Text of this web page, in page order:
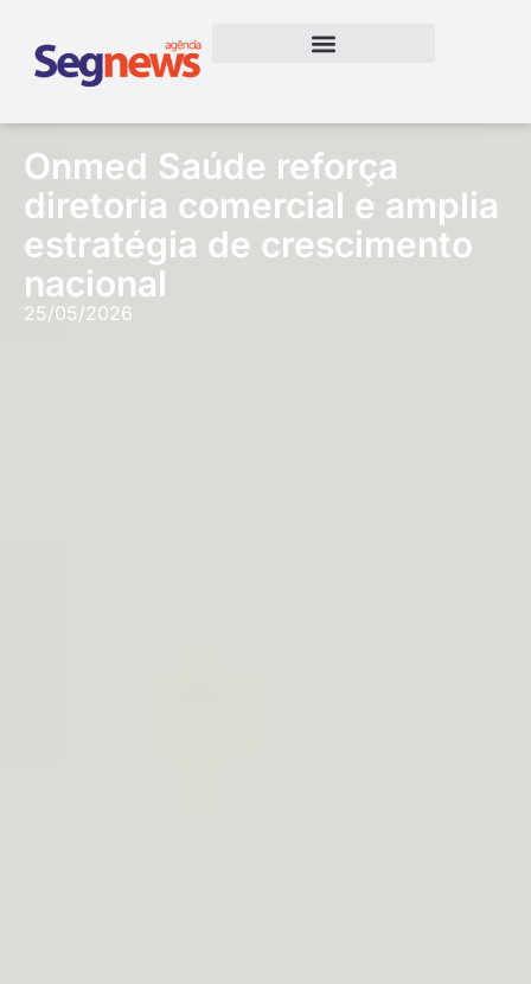
Onmed Saúde reforça
diretoria comercial e amplia
estratégia de crescimento
nacional
25/05/2026